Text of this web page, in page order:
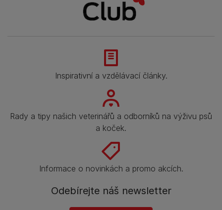
Inspirativní a vzdělávací články.
Rady a tipy našich veterinářů a odborníků na výživu psů
a koček.
Informace o novinkách a promo akcích.
Odebírejte náš newsletter